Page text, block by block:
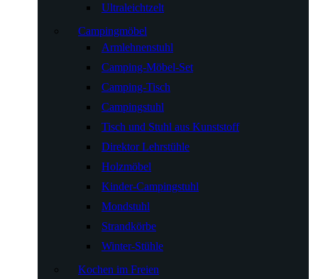
Ultraleichtzelt
Campingmöbel
Armlehnenstuhl
Camping-Möbel-Set
Camping-Tisch
Campingstuhl
Tisch und Stuhl aus Kunststoff
Direktor Lehrstühle
Holzmöbel
Kinder-Campingstuhl
Mondstuhl
Strandkörbe
Winter-Stühle
Kochen im Freien